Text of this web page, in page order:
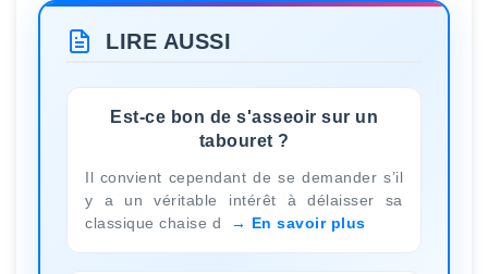
LIRE AUSSI
Est-ce bon de s'asseoir sur un
tabouret ?
Il convient cependant de se demander s’il
y a un véritable intérêt à délaisser sa
classique chaise d
En savoir plus